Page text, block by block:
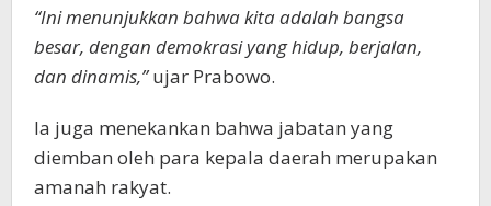
“Ini menunjukkan bahwa kita adalah bangsa
besar, dengan demokrasi yang hidup, berjalan,
dan dinamis,”ujar Prabowo.
Ia juga menekankan bahwa jabatan yang
diemban oleh para kepala daerah merupakan
amanah rakyat.